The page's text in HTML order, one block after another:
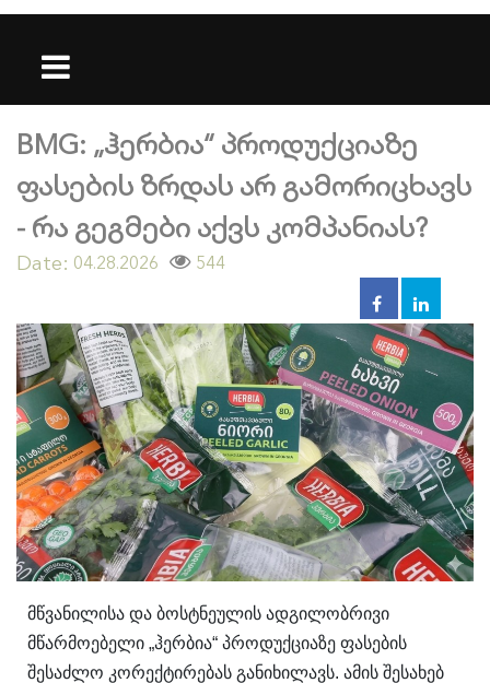
BMG: „ჰერბია“ პროდუქციაზე
ფასების ზრდას არ გამორიცხავს
- რა გეგმები აქვს კომპანიას?
Date: 04.28.2026 544
მწვანილისა და ბოსტნეულის ადგილობრივი
მწარმოებელი „ჰერბია“ პროდუქციაზე ფასების
შესაძლო კორექტირებას განიხილავს. ამის შესახებ